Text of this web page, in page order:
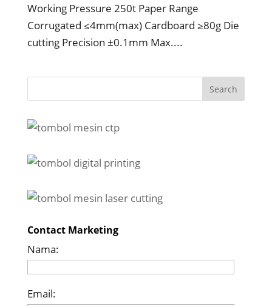
Working Pressure 250t Paper Range
Corrugated ≤4mm(max) Cardboard ≥80g Die
cutting Precision ±0.1mm Max....
Contact Marketing
Nama:
Email: